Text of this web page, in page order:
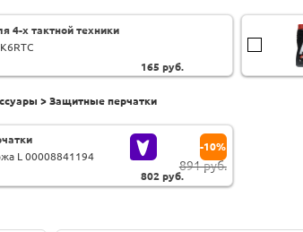
4-х тактной техники
165 руб.
> Защитные перчатки
L 00008841194
802руб.
891 руб.
-10%